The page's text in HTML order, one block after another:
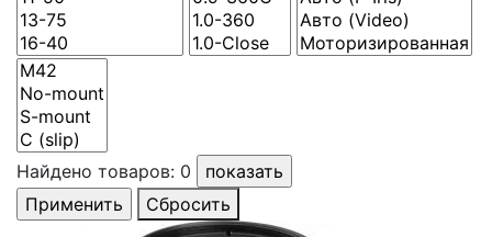
Найдено товаров: 0
Сбросить